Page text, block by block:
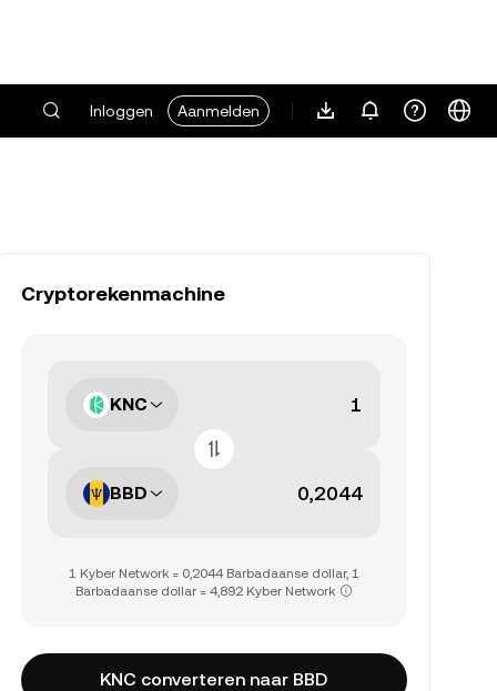
Inloggen Aanmelden
Cryptorekenmachine
KNC
BBD
1 Kyber Network = 0,2044 Barbadaanse dollar, 1
Barbadaanse dollar = 4,892 Kyber Network
KNC converteren naar BBD